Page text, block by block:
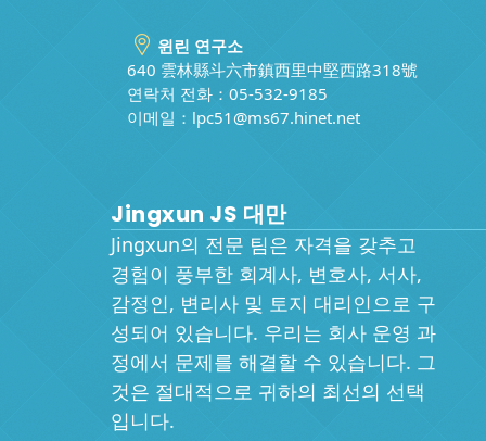
윈린 연구소
640 雲林縣斗六市鎮西里中堅西路318號
연락처 전화：05-532-9185
이메일： lpc51@ms67.hinet.net
Jingxun JS 대만
Jingxun의 전문 팀은 자격을 갖추고
경험이 풍부한 회계사, 변호사, 서사,
감정인, 변리사 및 토지 대리인으로 구
성되어 있습니다. 우리는 회사 운영 과
정에서 문제를 해결할 수 있습니다. 그
것은 절대적으로 귀하의 최선의 선택
입니다.